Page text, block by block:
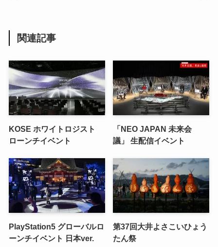
関連記事
KOSE ホワイトロジスト
ローンチイベント
「NEO JAPAN 未来会
議」 生配信イベント
PlayStation5 グローバルロ
ーンチイベント 日本ver.
第37回大井よさこいひょう
たん祭